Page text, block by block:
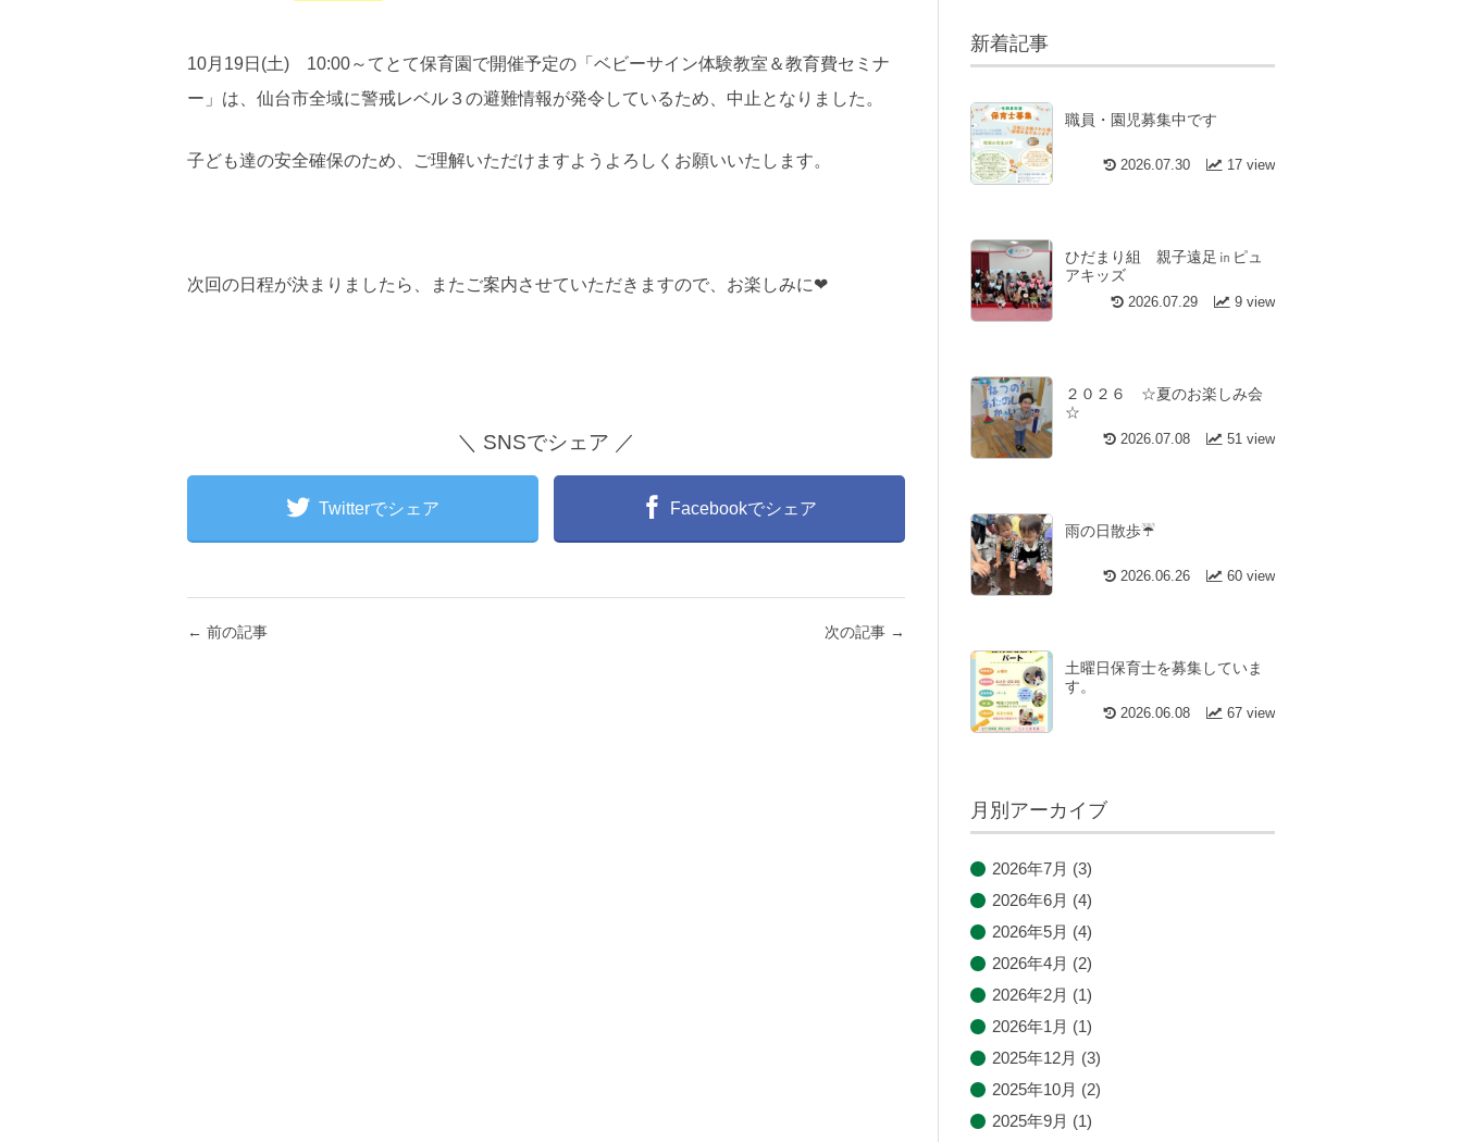
10月19日(土) 10:00～てとて保育園で開催予定の「ベビーサイン体験教室＆教育費セミナ
ー」は、仙台市全域に警戒レベル３の避難情報が発令しているため、中止となりました。
子ども達の安全確保のため、ご理解いただけますようよろしくお願いいたします。
次回の日程が決まりましたら、またご案内させていただきますので、お楽しみに❤
＼ SNSでシェア ／
Twitterでシェア Facebookでシェア
← 前の記事 次の記事 →
新着記事
職員・園児募集中です
17 view
2026.07.30
ひだまり組 親子遠足㏌ピュ
アキッズ
9 view
2026.07.29
２０２６ ☆夏のお楽しみ会
☆
51 view
2026.07.08
雨の日散歩☔
60 view
2026.06.26
土曜日保育士を募集していま
す。
67 view
2026.06.08
月別アーカイブ
2026年7月 (3)
2026年6月 (4)
2026年5月 (4)
2026年4月 (2)
2026年2月 (1)
2026年1月 (1)
2025年12月 (3)
2025年10月 (2)
2025年9月 (1)